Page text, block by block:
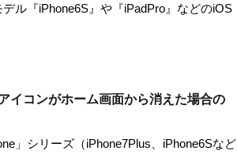
ル『iPhone6S』や『iPadPro』などのiOS
イコンがホーム画面から消えた場合の
」シリーズ（iPhone7Plus、iPhone6Sなど